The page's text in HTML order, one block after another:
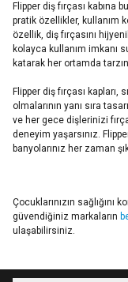
Flipper diş fırçası kabına
pratik özellikler, kullanım
özellik, diş fırçasını
kolayca kullanım imkanı
katarak her ortamda
Flipper diş fırçası
olmalarının yanı sıra
ve her gece dişlerinizi
deneyim yaşarsınız.
banyolarınız her zaman
Çocuklarınızın sağlığını
güvendiğiniz markaların
ulaşabilirsiniz.